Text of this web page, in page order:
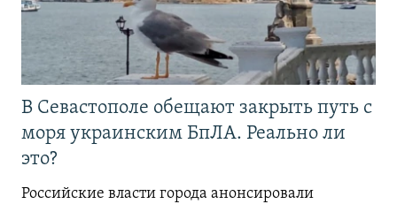
В Севастополе обещают закрыть путь с
моря украинским БпЛА. Реально ли
это?
Российские власти города анонсировали